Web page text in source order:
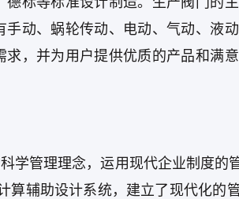
手动、蜗轮传动、电动、气动、液
求，并为用户提供优质的产品和满
科学管理理念，运用现代企业制度
算辅助设计系统，建立了现代化的